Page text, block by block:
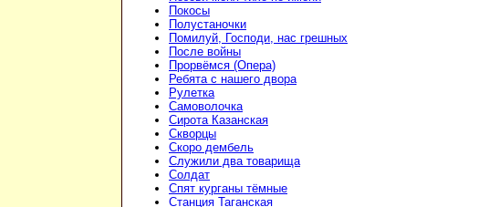
Покосы
Полустаночки
Помилуй, Господи, нас грешных
После войны
Прорвёмся (Опера)
Ребята с нашего двора
Рулетка
Самоволочка
Сирота Казанская
Скворцы
Скоро дембель
Служили два товарища
Солдат
Спят курганы тёмные
Станция Таганская